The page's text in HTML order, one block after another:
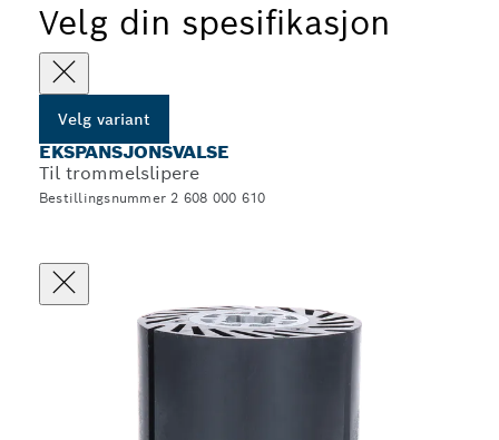
Velg din spesifikasjon
Velg variant
EKSPANSJONSVALSE
Til trommelslipere
Bestillingsnummer 2 608 000 610